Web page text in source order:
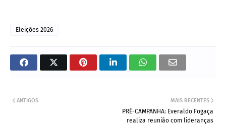
Eleições 2026
MAIS RECENTES
PRÉ-CAMPANHA: Everaldo Fogaça
realiza reunião com lideranças
ANTIGOS